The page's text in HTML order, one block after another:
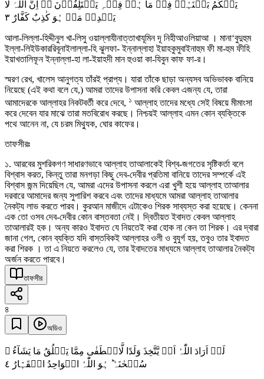
یَحۡکُمُ بَیۡنَہُمۡ فِیۡ مَا ہُمۡ فِیۡہِ یَخۡتَلِفُوۡنَ ۬ؕ اِنَّ اللّٰہَ لَا
یَہۡدِیۡ مَنۡ ہُوَ کٰذِبٌ کَفَّارٌ ٣
আলা-লিল্লা-হিদ্দীনুল খা-লিসু ওয়াল্লাযীনাত্তাখাযূমিন দূ নিহীআওলিয়াআ । মানা‘বুদুহুম
ইল্লা-লিইউকাররিবূনাইলাল্লা-হি ঝুলফা- ইন্নাল্লাহা ইয়াহকুমুবাইনাহুম ফী মা-হুম ফীহি
ইয়াখতালিফূন ইন্নাল্লা-হা লা-ইয়াহদী মান হুওয়া কা-যিবুন কাফ ফা-র।
স্মরণ রেখ, খালেস আনুগত্য তাঁরই প্রাপ্য। যারা তাঁকে ছাড়া অন্যসব অভিভাবক বানিয়ে
নিয়েছে (এই কথা বলে যে,) আমরা তাদের উপাসনা করি কেবল এজন্য যে, তারা
আমাদেরকে আল্লাহর নিকটবর্তী করে দেবে, ১ আল্লাহ তাদের মধ্যে সেই বিষয়ে মীমাংসা
করে দেবেন যার মাঝে তারা মতবিরোধ করছে। নিশ্চয়ই আল্লাহ এমন কোন ব্যক্তিকে
পথে আনেন না, যে চরম মিথ্যুক, ঘোর কাফের।
তাফসীরঃ
১. আরবের মুশরিকগণ সাধারণভাবে আল্লাহ তাআলাকেই বিশ্ব-জগতের সৃষ্টিকর্তা বলে
বিশ্বাস করত, কিন্তু তারা মনগড়া কিছু দেব-দেবীর প্রতিমা বানিয়ে তাদের সম্পর্কে এই
বিশ্বাস জন্ম দিয়েছিল যে, আমরা এদের উপাসনা করলে এরা খুশী হয়ে আল্লাহ তাআলার
দরবারে আমাদের জন্য সুপারিশ করবে এবং তাদের মাধ্যমে আমরা আল্লাহ তাআলার
নৈকট্য লাভ করতে পারব। কুরআন মাজীদে এটাকেও শিরক সাব্যস্ত করা হয়েছে। কেননা
এক তো ওসব দেব-দেবীর কোন বাস্তবতা নেই। দ্বিতীয়ত ইবাদত কেবল আল্লাহ
তাআলারই হক। অন্য কারও ইবাদত যে নিয়তেই করা হোক না কেন তা শিরক। এর দ্বারা
জানা গেল, কোন ব্যক্তি যদি বাস্তবিকই আল্লাহর ওলী ও বুযুর্গ হয়, তবুও তার ইবাদত
করা শিরক । তা এ নিয়তে করলেও যে, তার ইবাদতের মাধ্যমে আল্লাহ তাআলার নৈকট্য
অর্জন করতে পারবে।
তাফসীর
৪
অডিও
لَوۡ اَرَادَ اللّٰہُ اَنۡ یَّتَّخِذَ وَلَدًا لَّاصۡطَفٰی مِمَّا یَخۡلُقُ مَا یَشَآءُ ۙ
سُبۡحٰنَہٗ ؕ ہُوَ اللّٰہُ الۡوَاحِدُ الۡقَہَّارُ ٤